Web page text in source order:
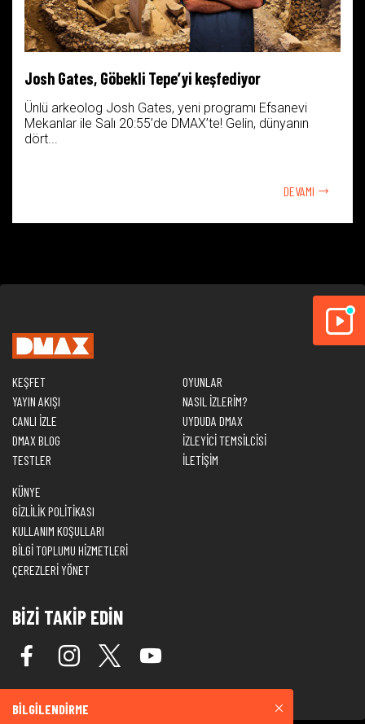
Josh Gates, Göbekli Tepe’yi keşfediyor
Ünlü arkeolog Josh Gates, yeni programı Efsanevi
Mekanlar ile Salı 20:55’de DMAX’te! Gelin, dünyanın
dört...
DEVAMI
KEŞFET
YAYIN AKIŞI
CANLI İZLE
DMAX BLOG
TESTLER
OYUNLAR
NASIL İZLERİM?
UYDUDA DMAX
İZLEYİCİ TEMSİLCİSİ
İLETİŞİM
KÜNYE
GİZLİLİK POLİTİKASI
KULLANIM KOŞULLARI
BİLGİ TOPLUMU HİZMETLERİ
ÇEREZLERİ YÖNET
BİZİ TAKİP EDİN
BİLGİLENDİRME